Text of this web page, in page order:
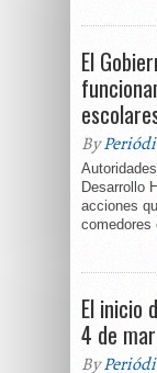
El
By
Desarrollo
acciones
comedores
El inicio
4 de
By